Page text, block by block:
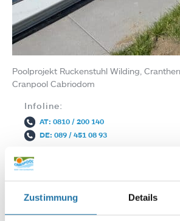
Zustimmung Details
Poolprojekt Ruckenstuhl Wilding,
Cranpool Cabriodom
Infoline:
AT: 0810 / 200 140
DE: 089 / 451 08 93